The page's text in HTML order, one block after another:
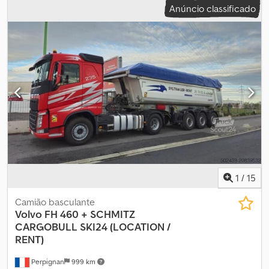
Anúncio classificado
1 / 15
Perpignan 999 km
Camião basculante
Volvo FH 460 + SCHMITZ
CARGOBULL SKI24 (LOCATION /
RENT)